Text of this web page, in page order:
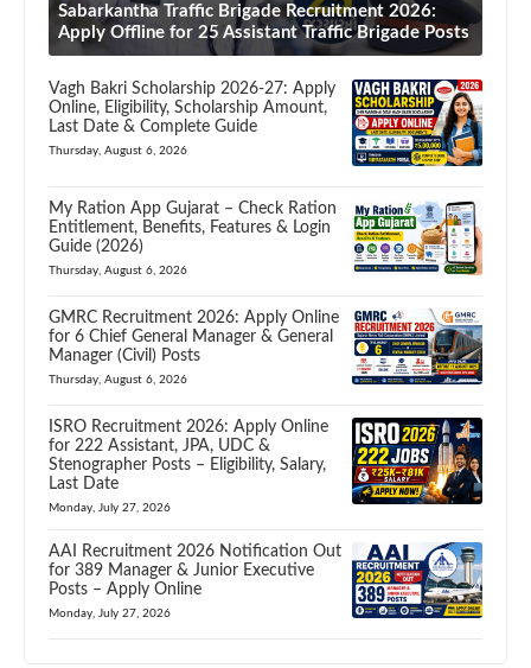
Sabarkantha Traffic Brigade Recruitment 2026:
Apply Offline for 25 Assistant Traffic Brigade Posts
Vagh Bakri Scholarship 2026-27: Apply
Online, Eligibility, Scholarship Amount,
Last Date & Complete Guide
Thursday, August 6, 2026
My Ration App Gujarat – Check Ration
Entitlement, Benefits, Features & Login
Guide (2026)
Thursday, August 6, 2026
GMRC Recruitment 2026: Apply Online
for 6 Chief General Manager & General
Manager (Civil) Posts
Thursday, August 6, 2026
ISRO Recruitment 2026: Apply Online
for 222 Assistant, JPA, UDC &
Stenographer Posts – Eligibility, Salary,
Last Date
Monday, July 27, 2026
AAI Recruitment 2026 Notification Out
for 389 Manager & Junior Executive
Posts – Apply Online
Monday, July 27, 2026